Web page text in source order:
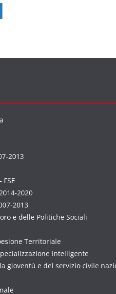
2013
2020
2013
e delle Politiche Sociali
Territoriale
Intelligente
gioventù e del servizio civile